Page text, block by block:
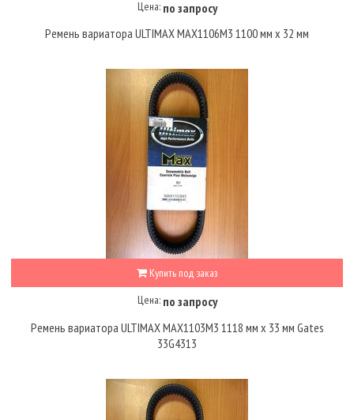
Цена: по запросу
Ремень вариатора ULTIMAX MAX1106M3 1100 мм х 32 мм
Купить под заказ
Цена: по запросу
Ремень вариатора ULTIMAX MAX1103M3 1118 мм х 33 мм Gates
33G4313